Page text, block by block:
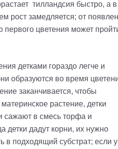
тилландсия быстро, а в
рост замедляется; от
первого цветения может
детками гораздо легче и
образуются во время
заканчивается, чтобы
растение, детки
сажают в смесь торфа и
детки дадут корни, их нужно
в подходящий субстрат; если у